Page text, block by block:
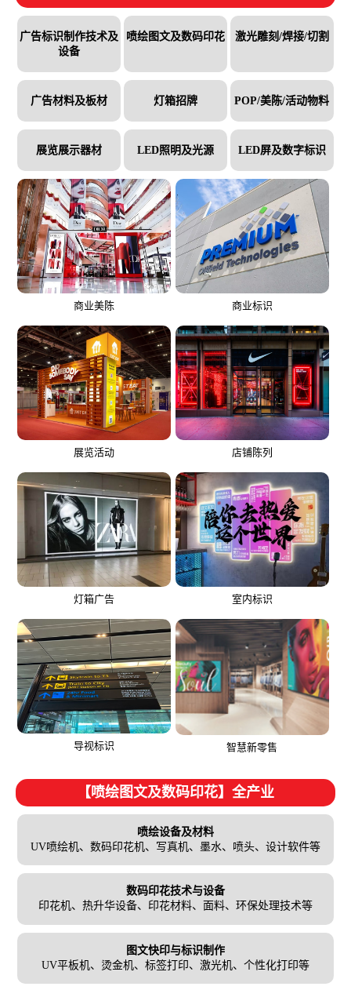
广告标识制作技术及
设备
喷绘图文及数码印花 激光雕刻/焊接/切割
广告材料及板材 灯箱招牌 POP/美陈/活动物料
展览展示器材 LED照明及光源 LED屏及数字标识
商业美陈 商业标识
展览活动 店铺陈列
灯箱广告 室内标识
导视标识 智慧新零售
【喷绘图文及数码印花】全产业
喷绘设备及材料
UV喷绘机、数码印花机、写真机、墨水、喷头、设计软件等
数码印花技术与设备
印花机、热升华设备、印花材料、面料、环保处理技术等
图文快印与标识制作
UV平板机、烫金机、标签打印、激光机、个性化打印等